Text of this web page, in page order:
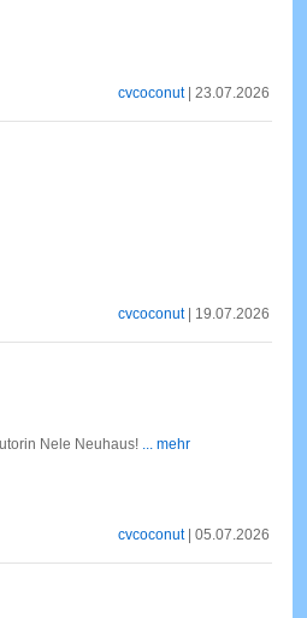
cvcoconut| 23.07.2026
cvcoconut| 19.07.2026
Nele Neuhaus! ... mehr
cvcoconut| 05.07.2026